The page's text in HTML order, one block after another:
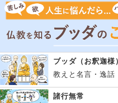
ブッダ（お釈迦様
教えと名言・逸話
諸行無常